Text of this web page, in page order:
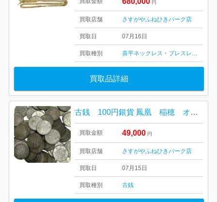
円
買取店舗 さすがやふねひきパーク店
買取日 07月16日
買取種別 喜平ネックレス・ブレスレット
買取品詳細
古銭 100円銀貨 鳳凰 稲穂 オリンピック まとめ
買取金額 49,000 円
買取店舗 さすがやふねひきパーク店
買取日 07月15日
買取種別 古銭